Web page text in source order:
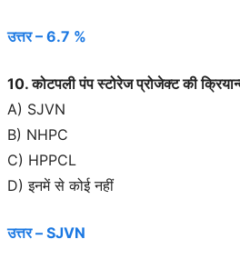
उत्तर – 6.7 %
10. कोटपली पंप स्टोरेज प्रोजेक्ट की
A) SJVN
B) NHPC
C) HPPCL
D) इनमें से कोई नहीं
उत्तर – SJVN